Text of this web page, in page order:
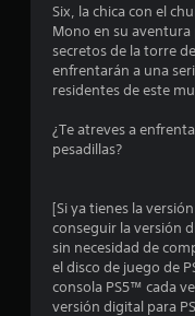
Six, la chica con el
Mono en su
secretos de la torre
enfrentarán a una
residentes de este
¿Te atreves a
pesadillas?
[Si ya tienes la
conseguir la versión
sin necesidad de
el disco de juego de
consola PS5™ cada
versión digital para